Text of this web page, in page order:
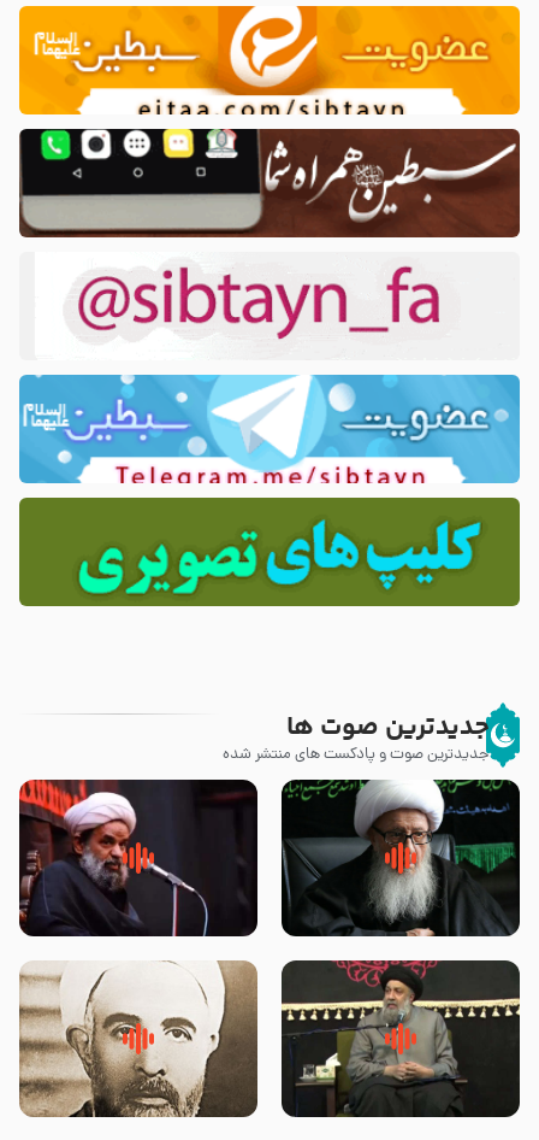
جدیدترین صوت ها
جدیدترین صوت و پادکست های منتشر شده
زوّار اربعین امام حسین (علیه
السلام) با این اشتیاق به زیارت
روضه جانسوز پاره های جگر امام
حسن مجتبی علیه السلام-حجت
لقب حضرت رقیه سلام الله علیها به
چه معناست – حجت الاسلام علوی
روضه‌ی مجلس یزید ملعون و
اسارت اهل‌بیت علیهم‌السلام –